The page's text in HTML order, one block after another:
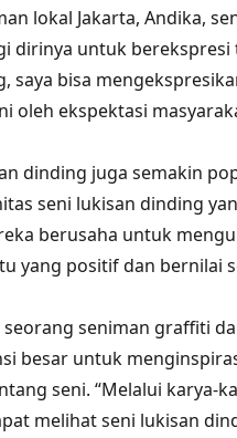
lokal Jakarta, Andika,
dirinya untuk berekspresi
saya bisa
oleh ekspektasi
dinding juga semakin
seni lukisan dinding
berusaha untuk
yang positif dan bernilai
seniman graffiti
besar untuk
seni. “Melalui karya-
melihat seni lukisan